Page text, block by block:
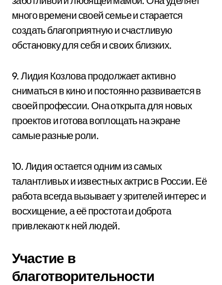
много времени своей семье и старается
создать благоприятную и счастливую
обстановку для себя и своих близких.
9. Лидия Козлова продолжает активно
сниматься в кино и постоянно развивается в
своей профессии. Она открыта для новых
проектов и готова воплощать на экране
самые разные роли.
10. Лидия остается одним из самых
талантливых и известных актрис в России. Её
работа всегда вызывает у зрителей интерес и
восхищение, а её простота и доброта
привлекают к ней людей.
Участие в
благотворительности